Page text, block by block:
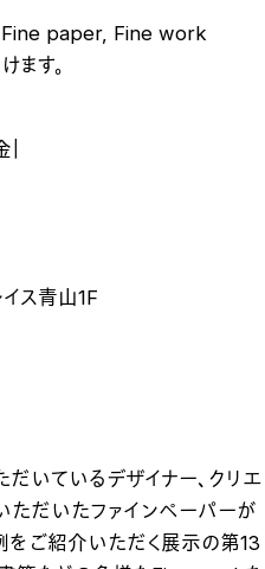
Fine paper, Fine work
ます。
ス青山1F
いているデザイナー、クリエ
ただいたファインペーパーが
ご紹介いただく展示の第13